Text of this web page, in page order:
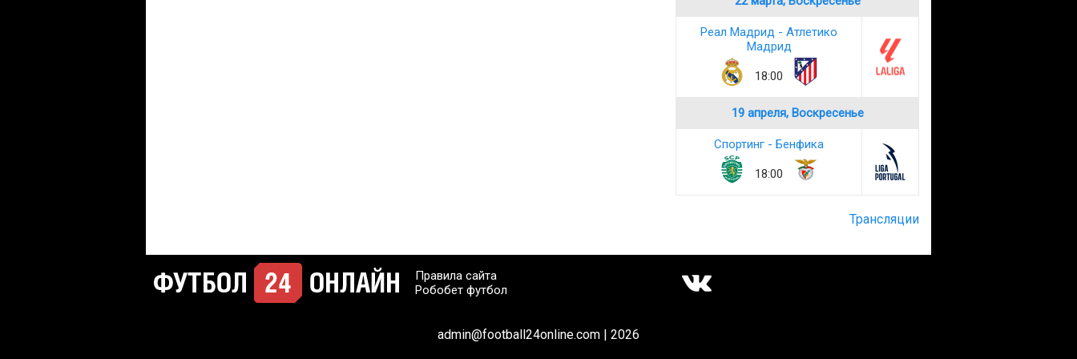
Реал Мадрид - Атлетико
Мадрид
18:00
19 апреля, Воскресенье
Спортинг - Бенфика
18:00
Трансляции
Правила сайта
Робобет футбол
admin@football24online.com | 2026